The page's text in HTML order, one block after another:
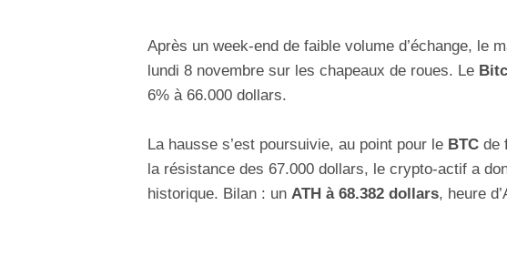
Après un week-end de faible volume d’échange, le
lundi 8 novembre sur les chapeaux de roues. Le
6% à 66.000 dollars.
La hausse s’est poursuivie, au point pour le BTC de
la résistance des 67.000 dollars, le crypto-actif a
historique. Bilan : un ATH à 68.382 dollars, heure